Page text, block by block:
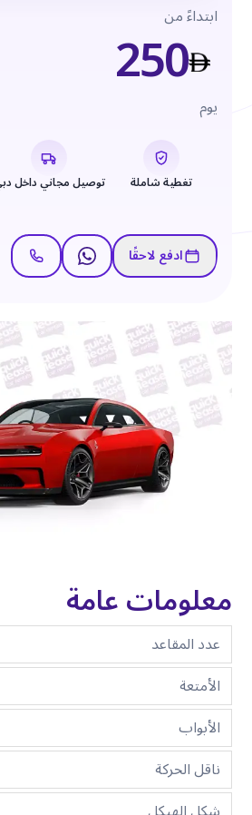
ابتداءً من250 يوم
تغطية شاملة توصيل مجاني داخل
ادفع لاحقًا
معلومات عامة
عدد المقاعد
الأمتعة
الأبواب
ناقل الحركة